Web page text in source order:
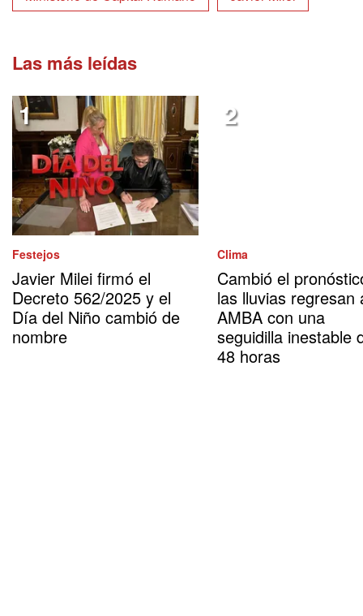
Las más leídas
Festejos
Javier Milei firmó el
Decreto 562/2025 y el
Día del Niño cambió de
nombre
Clima
Cambió el
las lluvias regresan
AMBA con una
seguidilla inestable
48 horas